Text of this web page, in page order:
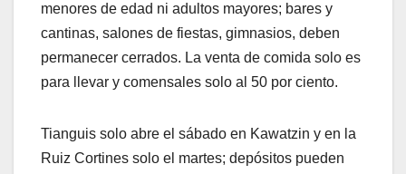
menores de edad ni adultos mayores; bares y
cantinas, salones de fiestas, gimnasios, deben
permanecer cerrados. La venta de comida solo es
para llevar y comensales solo al 50 por ciento.
Tianguis solo abre el sábado en Kawatzin y en la
Ruiz Cortines solo el martes; depósitos pueden